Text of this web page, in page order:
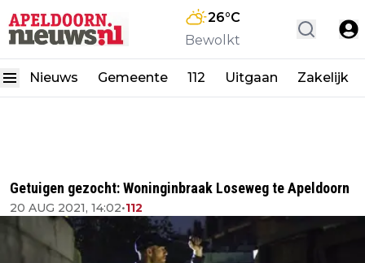
26°C
Bewolkt
Nieuws Gemeente 112 Uitgaan Zakelijk
Getuigen gezocht: Woninginbraak Loseweg te Apeldoorn
20 AUG 2021, 14:02•112